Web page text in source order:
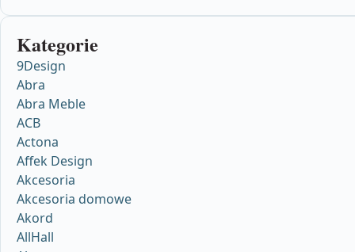
Kategorie
9Design
Abra
Abra Meble
ACB
Actona
Affek Design
Akcesoria
Akcesoria domowe
Akord
AllHall